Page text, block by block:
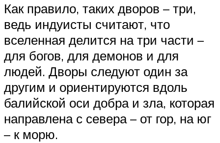
Как правило, таких дворов – три,
ведь индуисты считают, что
вселенная делится на три части –
для богов, для демонов и для
людей. Дворы следуют один за
другим и ориентируются вдоль
балийской оси добра и зла, которая
направлена с севера – от гор, на юг
– к морю.